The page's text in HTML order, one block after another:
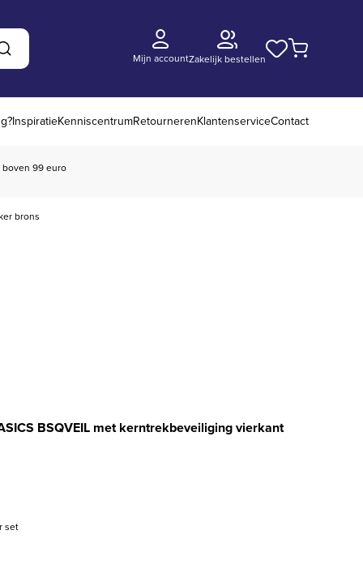
Zoeken Mijn accountZakelijk bestellen
InspiratieKenniscentrumRetournerenKlantenserviceContact
boven 99 euro
brons
BSQVEIL met kerntrekbeveiliging vierkant
prijs was: € 95,13.
prijs is: € 89,45.
set